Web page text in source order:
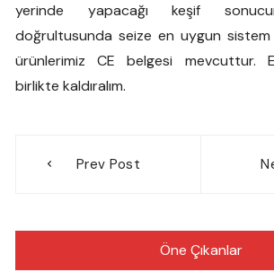
yerinde yapacağı keşif
doğrultusunda seize en uygun sistem
ürünlerimiz CE belgesi mevcuttur.
birlikte kaldıralım.
gezinmesi
Prev Post
Öne Çıkanlar